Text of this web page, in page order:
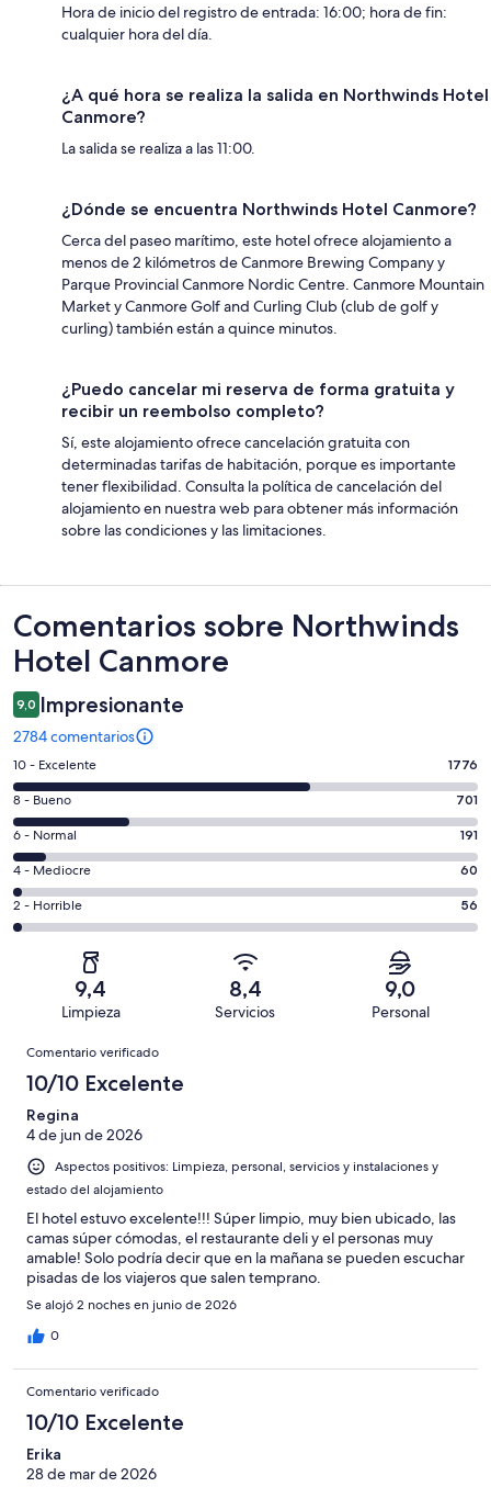
Hora de inicio del registro de entrada: 16:00; hora de fin:
cualquier hora del día.
¿A qué hora se realiza la salida en Northwinds Hotel
Canmore?
La salida se realiza a las 11:00.
¿Dónde se encuentra Northwinds Hotel Canmore?
Cerca del paseo marítimo, este hotel ofrece alojamiento a
menos de 2 kilómetros de Canmore Brewing Company y
Parque Provincial Canmore Nordic Centre. Canmore Mountain
Market y Canmore Golf and Curling Club (club de golf y
curling) también están a quince minutos.
¿Puedo cancelar mi reserva de forma gratuita y
recibir un reembolso completo?
Sí, este alojamiento ofrece cancelación gratuita con
determinadas tarifas de habitación, porque es importante
tener flexibilidad. Consulta la política de cancelación del
alojamiento en nuestra web para obtener más información
sobre las condiciones y las limitaciones.
Comentarios
Comentarios sobre Northwinds
Hotel Canmore
9,0 Impresionante
2784 comentarios
1776
comentarios
de
un
total
de
2784
con
puntuación
10 - Excelente 1776
701
comentarios
de
un
total
de
puntuación
8 - Bueno 701
191
comentarios
de
un
total
puntuación
Normal
6 - Normal 191
60
comentarios
de
una
puntuación
Mediocre
4 - Mediocre 60
56
comentarios
2784
una
puntuación
de
Horrible
2 - Horrible 56
9,4
Limpieza
8,4
Servicios
9,0
Personal
Comentarios
Comentario verificado
10/10 Excelente
Regina
4 de jun de 2026
Aspectos positivos: Limpieza, personal, servicios y instalaciones y
estado del alojamiento
El hotel estuvo excelente!!! Súper limpio, muy bien ubicado, las
camas súper cómodas, el restaurante deli y el personas muy
amable! Solo podría decir que en la mañana se pueden escuchar
pisadas de los viajeros que salen temprano.
Se alojó 2 noches en junio de 2026
0
Comentario verificado
10/10 Excelente
Erika
28 de mar de 2026